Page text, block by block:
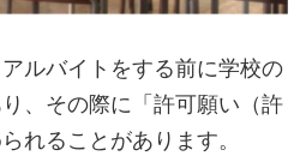
ルバイトをする前に学校の
、その際に「許可願い（許
れることがあります。